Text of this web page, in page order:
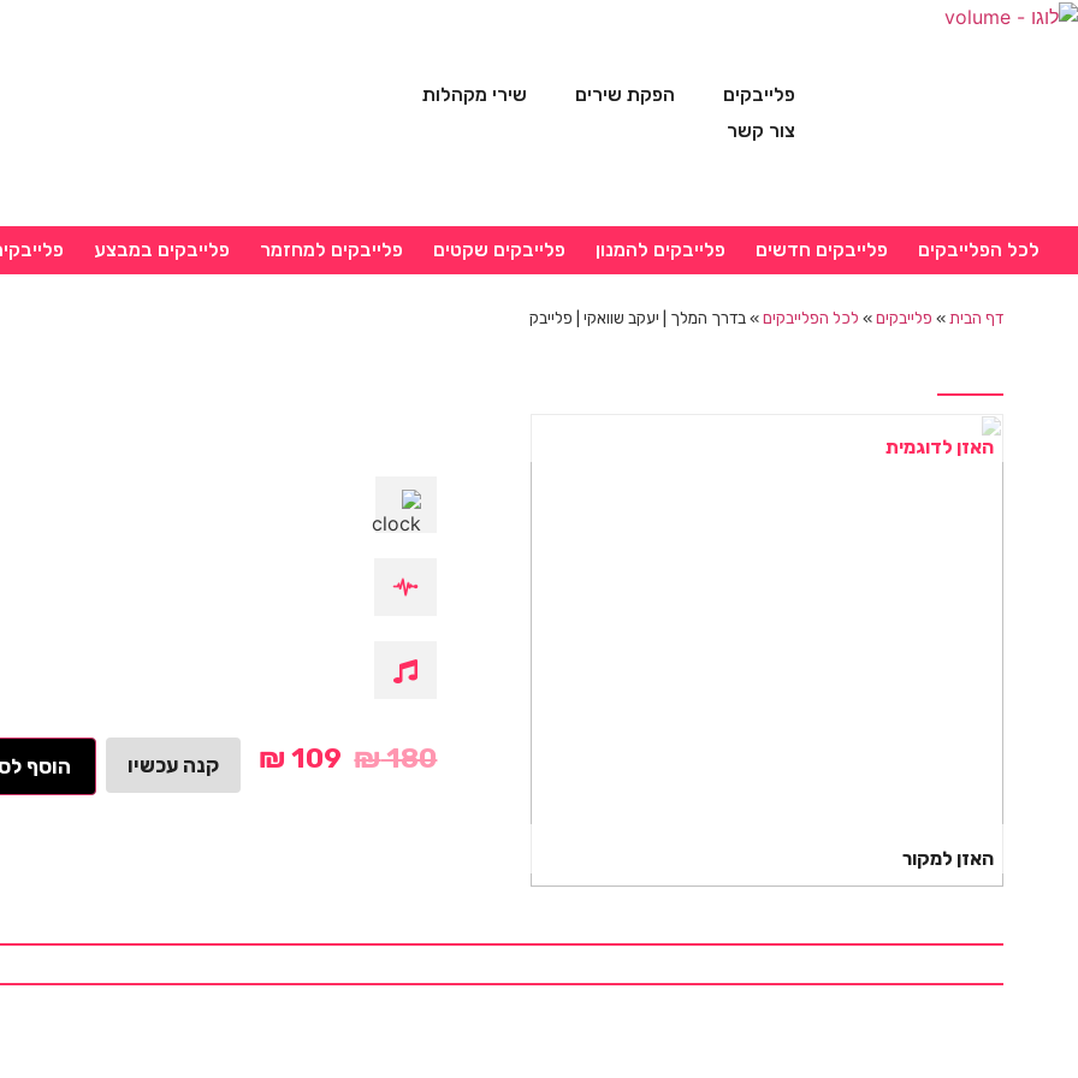
פלייבקים הפקת שירים
שירי מקהלות
צור קשר
לכל הפלייבקים פלייבקים חדשים פלייבקים להמנון פלייבקים שקטים פלייבקים למחזמר פלייבקים במבצע
דף הבית » פלייבקים» לכל הפלייבקים» בדרך המלך | יעקב שוואקי | פלייבק
האזן לדוגמית
האזן למקור
₪180
₪ 109 קנה עכשיו הוסף